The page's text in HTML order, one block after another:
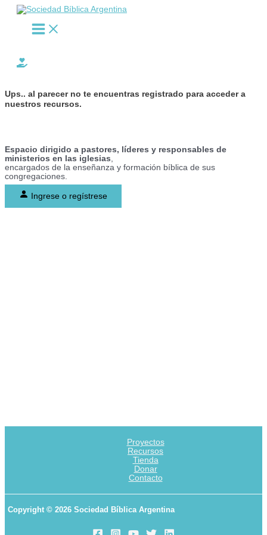
contenido
Menu
Ups.. al parecer no te encuentras registrado para acceder a
nuestros recursos.
Espacio dirigido a pastores, líderes y responsables de
ministerios en las iglesias,
encargados de la enseñanza y formación bíblica de sus
congregaciones.
Ingrese o regístrese
Proyectos
Recursos
Tienda
Donar
Contacto
Copyright © 2026 Sociedad Bíblica Argentina